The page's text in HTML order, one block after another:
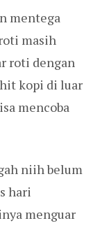
mentega
masih
roti dengan
kopi di luar
mencoba
niih belum
hari
menguar